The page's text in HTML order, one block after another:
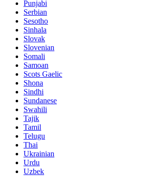
Punjabi
Serbian
Sesotho
Sinhala
Slovak
Slovenian
Somali
Samoan
Scots Gaelic
Shona
Sindhi
Sundanese
Swahili
Tajik
Tamil
Telugu
Thai
Ukrainian
Urdu
Uzbek